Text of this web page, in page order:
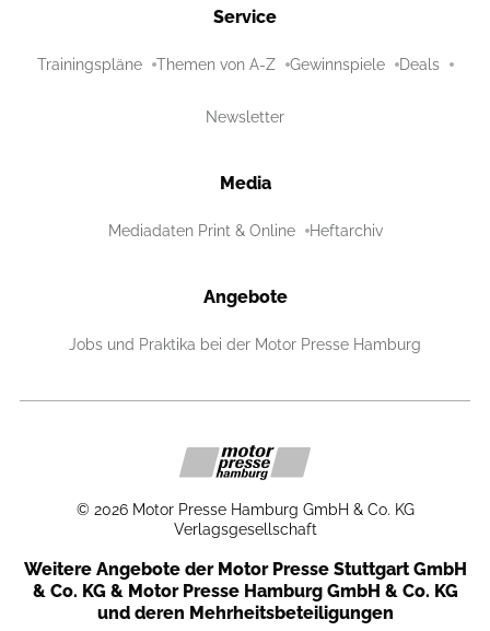
Service
Trainingspläne Themen von A-Z Gewinnspiele Deals
Newsletter
Media
Mediadaten Print & Online Heftarchiv
Angebote
Jobs und Praktika bei der Motor Presse Hamburg
© 2026 Motor Presse Hamburg GmbH & Co. KG
Verlagsgesellschaft
Weitere Angebote der Motor Presse Stuttgart GmbH
& Co. KG & Motor Presse Hamburg GmbH & Co. KG
und deren Mehrheitsbeteiligungen